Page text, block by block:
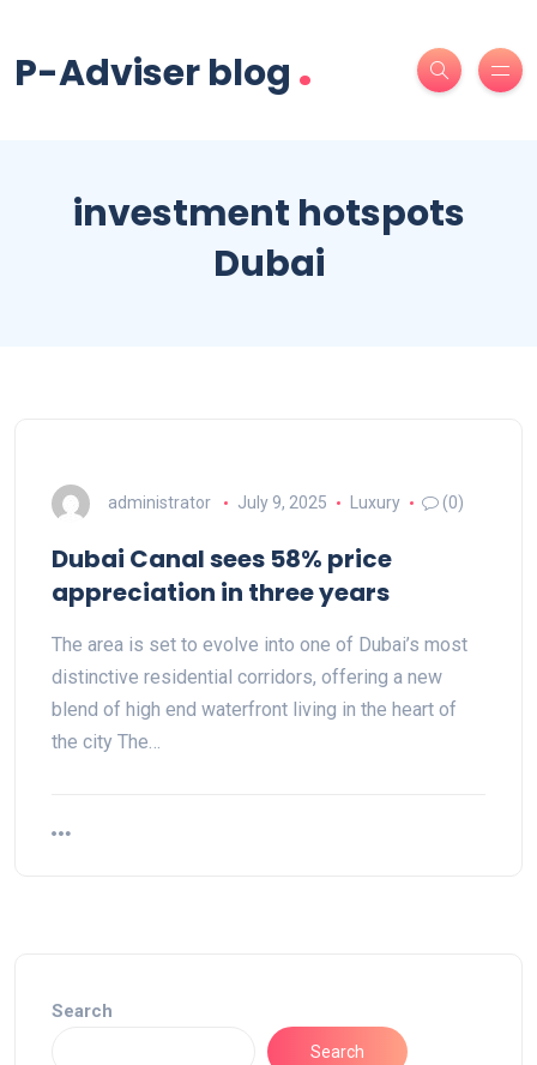
P-Adviser blog .
investment hotspots
Dubai
administrator July 9, 2025 Luxury (0)
Dubai Canal sees 58% price
appreciation in three years
The area is set to evolve into one of Dubai’s most
distinctive residential corridors, offering a new
blend of high end waterfront living in the heart of
the city The…
Search
Search